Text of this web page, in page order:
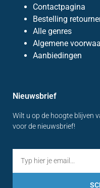
Contactpagina
Bestelling
Alle genres
Algemene
Aanbiedingen
Nieuwsbrief
Wilt u op de hoogte blijven
voor de nieuwsbrief!